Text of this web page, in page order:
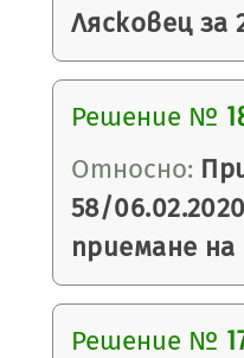
Лясковец за
Решение №
Относно:
58/
приемане
Решение №